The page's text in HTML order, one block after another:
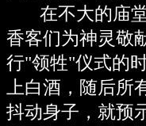
在不大的庙堂
香客们为神灵敬
行"领牲"仪式的
上白酒，随后所
抖动身子，就预